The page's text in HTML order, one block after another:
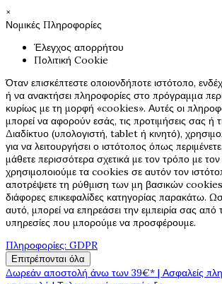
×
Νομικές Πληροφορίες
Έλεγχος απορρήτου
Πολιτική Cookie
Όταν επισκέπτεστε οποιονδήποτε ιστότοπο,
ή να ανακτήσει πληροφορίες στο πρόγραμμα
κυρίως με τη μορφή «cookies». Αυτές οι
μπορεί να αφορούν εσάς, τις προτιμήσεις σας
Διαδίκτυο (υπολογιστή, tablet ή κινητό),
για να λειτουργήσει ο ιστότοπος όπως
μάθετε περισσότερα σχετικά με τον τρόπο με
χρησιμοποιούμε τα cookies σε αυτόν τον
αποτρέψετε τη ρύθμιση των μη βασικών cookies,
διάφορες επικεφαλίδες κατηγορίας παρακάτω.
αυτό, μπορεί να επηρεάσει την εμπειρία σας από
υπηρεσίες που μπορούμε να προσφέρουμε.
Πληροφορίες: GDPR
Επιτρέπονται όλα
Δωρεάν αποστολή άνω των 39€* | Ασφαλείς